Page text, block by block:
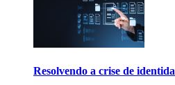
Resolvendo a crise de